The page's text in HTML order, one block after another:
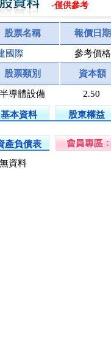
-僅供參考
股票名稱 報價日期
國際 參考價格
股票類別 資本額
半導體設備 2.50
基本資料 股東權益
產負債表
資料